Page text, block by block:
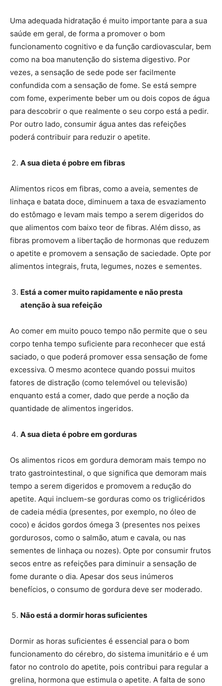
Uma adequada hidratação é muito importante para a sua
saúde em geral, de forma a promover o bom
funcionamento cognitivo e da função cardiovascular, bem
como na boa manutenção do sistema digestivo. Por
vezes, a sensação de sede pode ser facilmente
confundida com a sensação de fome. Se está sempre
com fome, experimente beber um ou dois copos de água
para descobrir o que realmente o seu corpo está a pedir.
Por outro lado, consumir água antes das refeições
poderá contribuir para reduzir o apetite.
A sua dieta é pobre em fibras
Alimentos ricos em fibras, como a aveia, sementes de
linhaça e batata doce, diminuem a taxa de esvaziamento
do estômago e levam mais tempo a serem digeridos do
que alimentos com baixo teor de fibras. Além disso, as
fibras promovem a libertação de hormonas que reduzem
o apetite e promovem a sensação de saciedade. Opte por
alimentos integrais, fruta, legumes, nozes e sementes.
Está a comer muito rapidamente e não presta
atenção à sua refeição
Ao comer em muito pouco tempo não permite que o seu
corpo tenha tempo suficiente para reconhecer que está
saciado, o que poderá promover essa sensação de fome
excessiva. O mesmo acontece quando possui muitos
fatores de distração (como telemóvel ou televisão)
enquanto está a comer, dado que perde a noção da
quantidade de alimentos ingeridos.
A sua dieta é pobre em gorduras
Os alimentos ricos em gordura demoram mais tempo no
trato gastrointestinal, o que significa que demoram mais
tempo a serem digeridos e promovem a redução do
apetite. Aqui incluem-se gorduras como os triglicéridos
de cadeia média (presentes, por exemplo, no óleo de
coco) e ácidos gordos ómega 3 (presentes nos peixes
gordurosos, como o salmão, atum e cavala, ou nas
sementes de linhaça ou nozes). Opte por consumir frutos
secos entre as refeições para diminuir a sensação de
fome durante o dia. Apesar dos seus inúmeros
benefícios, o consumo de gordura deve ser moderado.
Não está a dormir horas suficientes
Dormir as horas suficientes é essencial para o bom
funcionamento do cérebro, do sistema imunitário e é um
fator no controlo do apetite, pois contribui para regular a
grelina, hormona que estimula o apetite. A falta de sono